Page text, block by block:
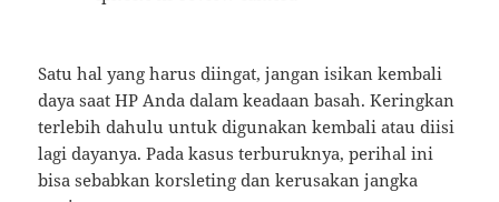
Satu hal yang harus diingat, jangan isikan kembali
daya saat HP Anda dalam keadaan basah. Keringkan
terlebih dahulu untuk digunakan kembali atau diisi
lagi dayanya. Pada kasus terburuknya, perihal ini
bisa sebabkan korsleting dan kerusakan jangka